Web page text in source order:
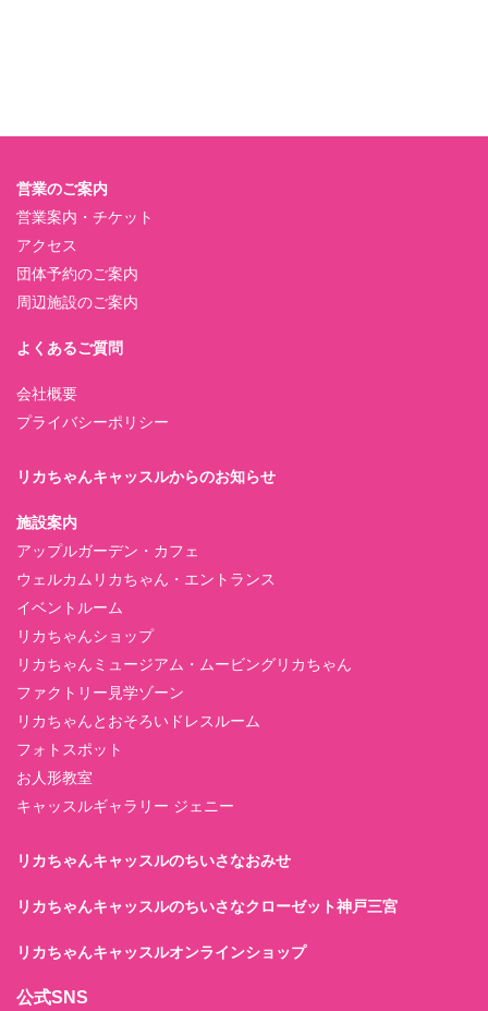
営業のご案内
営業案内・チケット
アクセス
団体予約のご案内
周辺施設のご案内
よくあるご質問
会社概要
プライバシーポリシー
リカちゃんキャッスルからのお知らせ
施設案内
アップルガーデン・カフェ
ウェルカムリカちゃん・エントランス
イベントルーム
リカちゃんショップ
リカちゃんミュージアム・ムービングリカちゃん
ファクトリー見学ゾーン
リカちゃんとおそろいドレスルーム
フォトスポット
お人形教室
キャッスルギャラリー ジェニー
リカちゃんキャッスルのちいさなおみせ
リカちゃんキャッスルのちいさなクローゼット神戸三宮
リカちゃんキャッスルオンラインショップ
公式SNS